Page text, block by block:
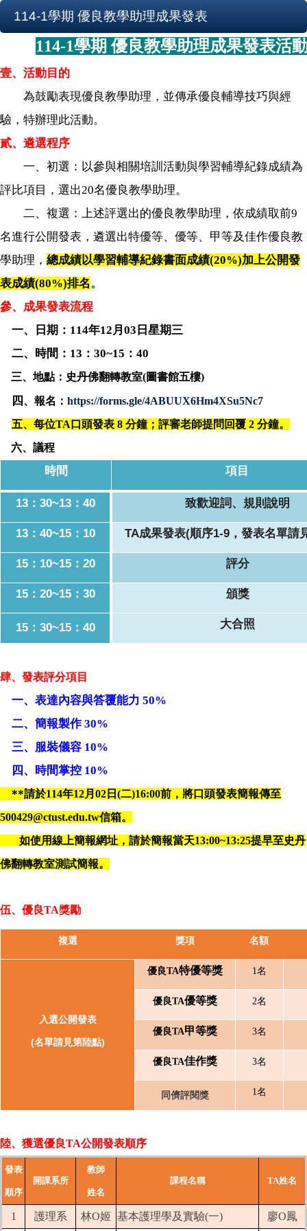
114-1學期 優良教學助理成果發表
114-1學期 優良教學助理成果發表活
壹、活動目的
為鼓勵表現優良教學助理，並傳承優良輔導技巧與經
驗，特辦理此活動。
貳、遴選程序
一、初選：以參與相關培訓活動與學習輔導紀錄成績為
評比項目，選出20名優良教學助理。
二、複選：上述評選出的優良教學助理，依成績取前9
名進行公開發表，遴選出特優等、優等、甲等及佳作優良教
學助理， 總成績以學習輔導紀錄書面成績(20%)加上公開發
表成績(80%)排名。
參、成果發表流程
一、日期：114年12月03日星期三
二、時間：13：30~15：40
三、地點：史丹佛翻轉教室(圖書館五樓)
四、報名： https://forms.gle/4ABUUX6Hm4XSu5Nc7
五、每位TA口頭發表 8 分鐘；評審老師提問回覆 2 分鐘。
六、議程
時間 項目
13：30~13：40 致歡迎詞、規則說明
13：40~15：10 TA成果發表(順序1-9，發表名單請
15：10~15：20 評分
15：20~15：30 頒獎
15：30~15：40 大合照
肆、發表評分項目
一、表達內容與答覆能力 50%
二、 簡報製作 30%
三、服裝儀容 10%
四、 時間掌控 10%
**請於114年12月02日(二)16:00前，將口頭發表簡報傳至
500429@ctust.edu.tw信箱。
如使用線上簡報網址，請於簡報當天13:00~13:25提早至史丹
佛翻轉教室測試簡報。
伍、優良TA獎勵
複選 獎項 名額
入選公開發表
(名單請見第陸點)
優良TA特優等獎 1名
優良TA優等獎 2名
優良TA甲等獎 3名
優良TA佳作獎 3名
同儕評閱獎 1名
陸、獲選優良TA公開發表順序
發表
順序
開課系所
教師
姓名
課程名稱 TA姓名
1 護理系 林O姬 基本護理學及實驗(一) 廖O鳳